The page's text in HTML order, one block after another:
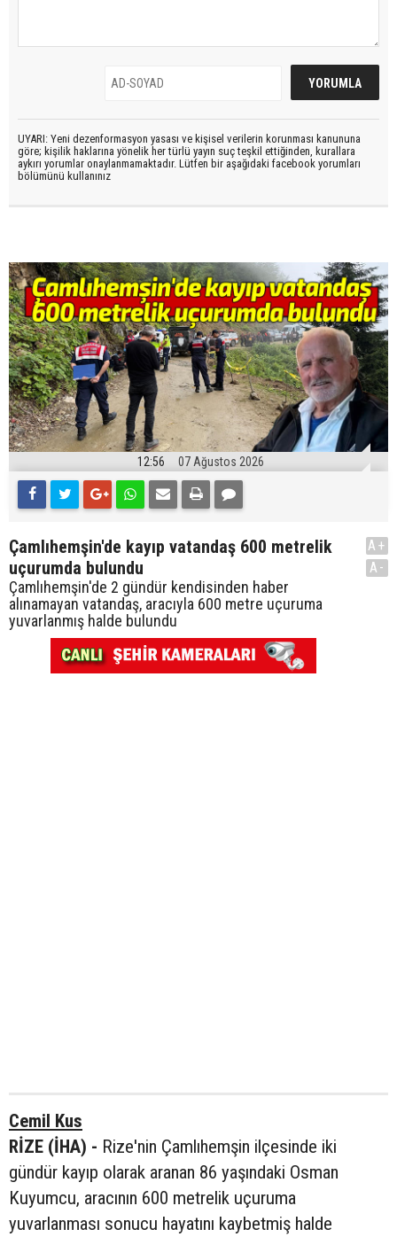
UYARI: Yeni dezenformasyon yasası ve kişisel verilerin korunması kanununa
göre; kişilik haklarına yönelik her türlü yayın suç teşkil ettiğinden, kurallara
aykırı yorumlar onaylanmamaktadır. Lütfen bir aşağıdaki facebook yorumları
bölümünü kullanınız
12:56 07 Ağustos 2026
Çamlıhemşin'de kayıp vatandaş 600 metrelik
uçurumda bulundu
Çamlıhemşin'de 2 gündür kendisinden haber
alınamayan vatandaş, aracıyla 600 metre uçuruma
yuvarlanmış halde bulundu
A+
A-
Cemil Kus
RİZE (İHA) - Rize'nin Çamlıhemşin ilçesinde iki
gündür kayıp olarak aranan 86 yaşındaki Osman
Kuyumcu, aracının 600 metrelik uçuruma
yuvarlanması sonucu hayatını kaybetmiş halde